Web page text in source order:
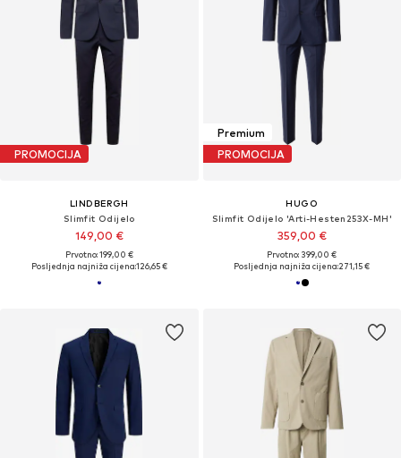
PROMOCIJA
LINDBERGH
Slimfit Odijelo
149,00 €
Prvotno: 199,00 €
Posljednja najniža cijena:126,65 €
Premium
PROMOCIJA
HUGO
Slimfit Odijelo 'Arti-Hesten253X-MH'
359,00 €
Prvotno: 399,00 €
Posljednja najniža cijena:271,15 €